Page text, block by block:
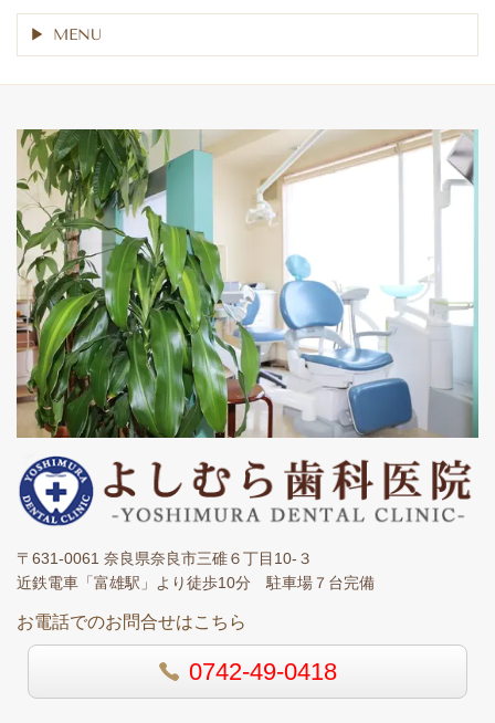
MENU
〒631-0061 奈良県奈良市三碓６丁目10-３
​近鉄電車「富雄駅」より徒歩10分 駐車場７台完備
お電話でのお問合せはこちら
0742-49-0418